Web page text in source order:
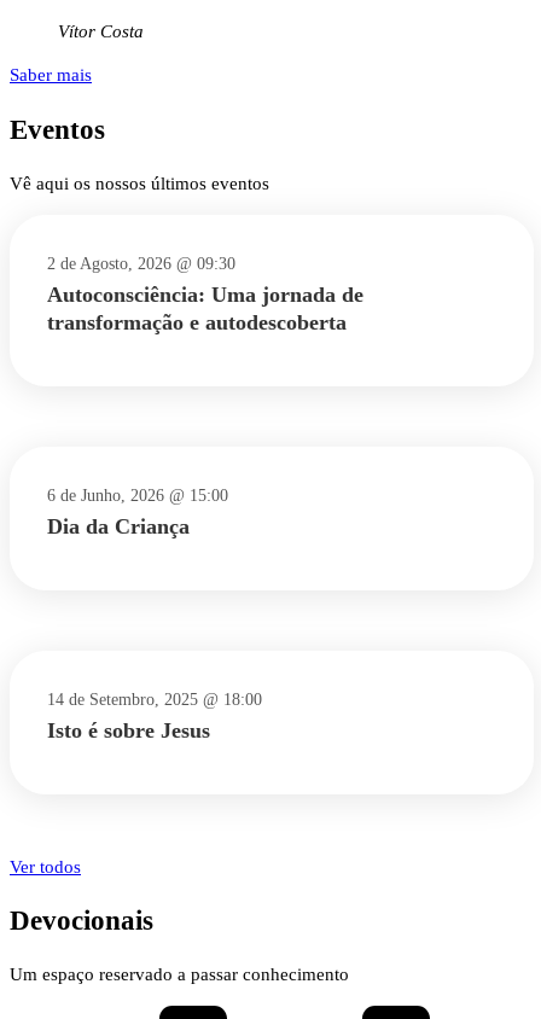
Vítor Costa
Saber mais
Eventos
Vê aqui os nossos últimos eventos
2 de Agosto, 2026 @ 09:30
Autoconsciência: Uma jornada de
transformação e autodescoberta
6 de Junho, 2026 @ 15:00
Dia da Criança
14 de Setembro, 2025 @ 18:00
Isto é sobre Jesus
Ver todos
Devocionais
Um espaço reservado a passar conhecimento